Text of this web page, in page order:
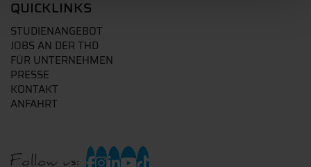
QUICKLINKS
STUDIENANGEBOT
JOBS AN DER THD
FÜR UNTERNEHMEN
PRESSE
KONTAKT
ANFAHRT
Follow us: